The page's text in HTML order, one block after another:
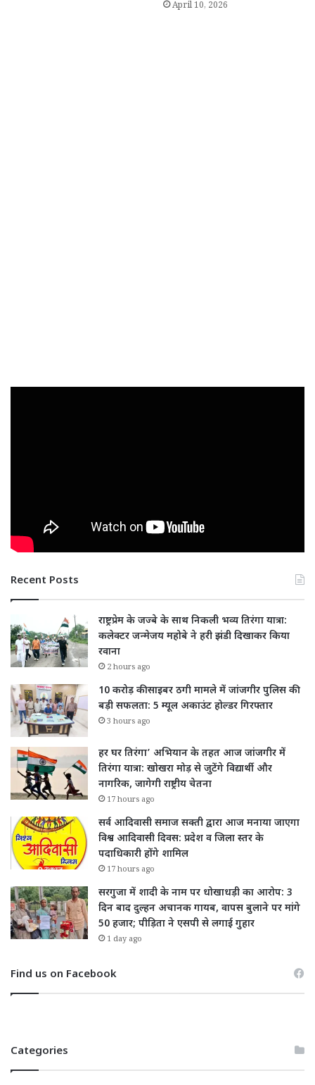
April 10, 2026
Recent Posts
राष्ट्रप्रेम के जज्बे के साथ निकली भव्य तिरंगा यात्रा:
कलेक्टर जन्मेजय महोबे ने हरी झंडी दिखाकर किया
रवाना
2 hours ago
10 करोड़ की साइबर ठगी मामले में जांजगीर पुलिस की
बड़ी सफलता: 5 म्यूल अकाउंट होल्डर गिरफ्तार
3 hours ago
हर घर तिरंगा’ अभियान के तहत आज जांजगीर में
तिरंगा यात्रा: खोखरा मोड़ से जुटेंगे विद्यार्थी और
नागरिक, जागेगी राष्ट्रीय चेतना
17 hours ago
सर्व आदिवासी समाज सक्ती द्वारा आज मनाया जाएगा
विश्व आदिवासी दिवस: प्रदेश व जिला स्तर के
पदाधिकारी होंगे शामिल
17 hours ago
सरगुजा में शादी के नाम पर धोखाधड़ी का आरोप: 3
दिन बाद दुल्हन अचानक गायब, वापस बुलाने पर मांगे
50 हजार; पीड़िता ने एसपी से लगाई गुहार
1 day ago
Find us on Facebook
Categories